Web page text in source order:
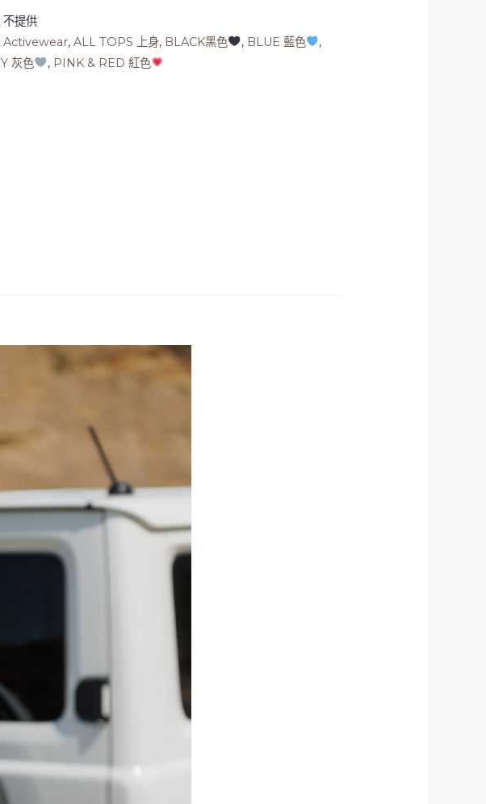
不提供
Activewear,ALL TOPS 上身, BLACK黑色 , BLUE 藍色
,
灰色
, PINK & RED 紅色